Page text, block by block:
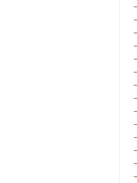
−
−
−
−
−
−
−
−
−
−
−
−
−
−